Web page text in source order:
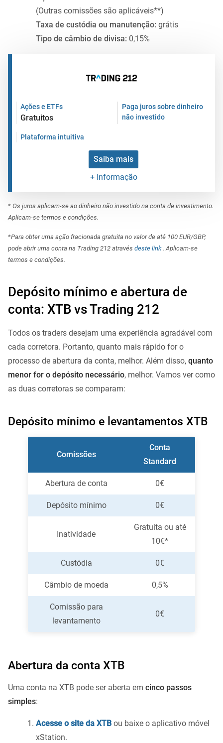
(Outras comissões são aplicáveis**)
Taxa de custódia ou manutenção: grátis
Tipo de câmbio de divisa: 0,15%
Ações e ETFs
Gratuitos
Paga juros sobre dinheiro
não investido
Plataforma intuitiva
Saiba mais
+ Informação
* Os juros aplicam-se ao dinheiro não investido na conta de investimento.
Aplicam-se termos e condições.
*Para obter uma ação fracionada gratuita no valor de até 100 EUR/GBP,
pode abrir uma conta na Trading 212 através deste link . Aplicam-se
termos e condições.
Depósito mínimo e abertura de
conta: XTB vs Trading 212
Todos os traders desejam uma experiência agradável com
cada corretora. Portanto, quanto mais rápido for o
processo de abertura da conta, melhor. Além disso, quanto
menor for o depósito necessário, melhor. Vamos ver como
as duas corretoras se comparam:
Depósito mínimo e levantamentos XTB
Comissões
Conta
Standard
Abertura de conta 0€
Depósito mínimo 0€
Inatividade
Gratuita ou até
10€*
Custódia 0€
Câmbio de moeda 0,5%
Comissão para
levantamento
0€
Abertura da conta XTB
Uma conta na XTB pode ser aberta em cinco passos
simples:
Acesse o site da XTB ou baixe o aplicativo móvel
xStation.